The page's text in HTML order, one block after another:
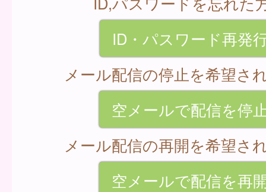
ID・パスワード再発
メール配信の停止を希望さ
空メールで配信を停
メール配信の再開を希望さ
空メールで配信を再